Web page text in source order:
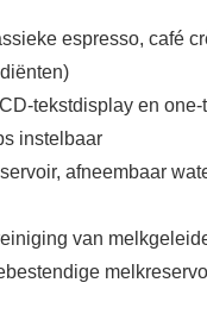
espresso, café
tekstdisplay en
instelbaar
afneembaar
van